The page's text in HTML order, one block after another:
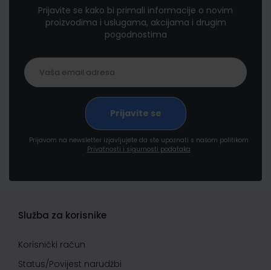
Prijavite se kako bi primali informacije o novim
proizvodima i uslugama, akcijama i drugim
pogodnostima
Prijavom na newsletter izjavljujete da ste upoznati s našom politikom
Privatnosti i sigurnosti podataka
Služba za korisnike
Korisnički račun
Status/Povijest narudžbi